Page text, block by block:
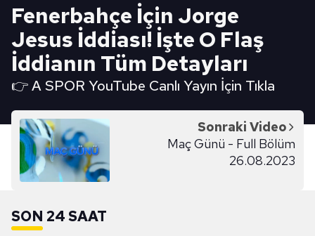
Fenerbahçe İçin Jorge
Jesus İddiası! İşte O Flaş
İddianın Tüm Detayları
👉 A SPOR YouTube Canlı Yayın İçin Tıkla
Sonraki Video
Maç Günü - Full Bölüm
26.08.2023
SON 24 SAAT